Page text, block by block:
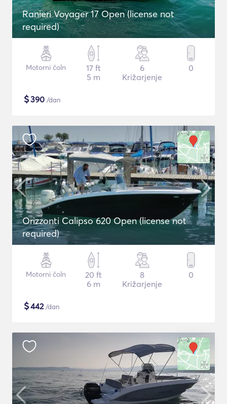
Ranieri Voyager 17 Open (license not
required)
Motorni čoln
17 ft
5 m
6
Križarjenje
0
$390 /dan
Orizzonti Calipso 620 Open (license not
required)
Motorni čoln
20 ft
6 m
8
Križarjenje
0
$442/dan